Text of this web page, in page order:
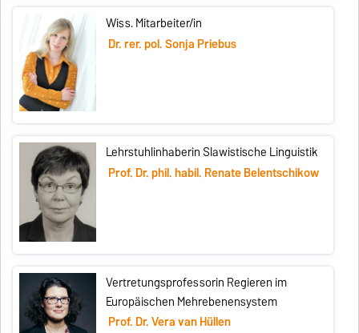
Wiss. Mitarbeiter/in
Dr. rer. pol. Sonja Priebus
Lehrstuhlinhaberin Slawistische Linguistik
Prof. Dr. phil. habil. Renate Belentschikow
Vertretungsprofessorin Regieren im
Europäischen Mehrebenensystem
Prof. Dr. Vera van Hüllen